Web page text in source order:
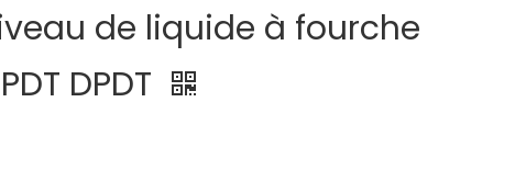
de liquide à fourche
DPDT